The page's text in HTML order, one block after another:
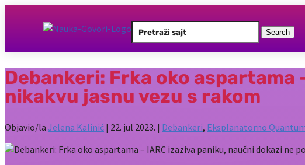
Search
for:
Debankeri: Frka oko aspartama
nikakvu jasnu vezu s rakom
Objavio/la Jelena Kalinić | 22. jul 2023. | Debankeri, Eksplanatorno